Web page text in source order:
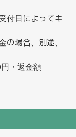
付日によってキ
場合、別途、
・返金額